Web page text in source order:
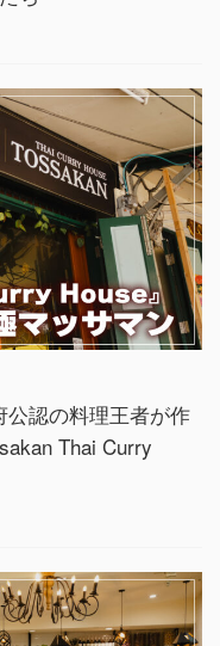
認の料理王者が作
Thai Curry